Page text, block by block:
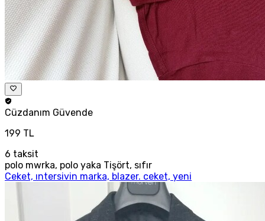
Cüzdanım Güvende
199 TL
6 taksit
polo mwrka, polo yaka Tişört, sıfır
Ceket, ıntersivin marka, blazer. ceket, yeni